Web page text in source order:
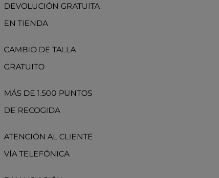
DEVOLUCIÓN GRATUITA
EN TIENDA
CAMBIO DE TALLA
GRATUITO
MÁS DE 1.500 PUNTOS
DE RECOGIDA
ATENCIÓN AL CLIENTE
VÍA TELEFÓNICA